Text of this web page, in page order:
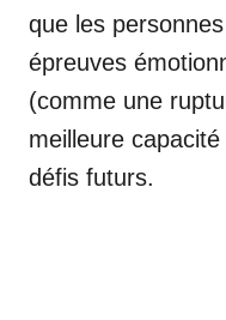
que les
épreuves
(comme une
meilleure
défis futurs.